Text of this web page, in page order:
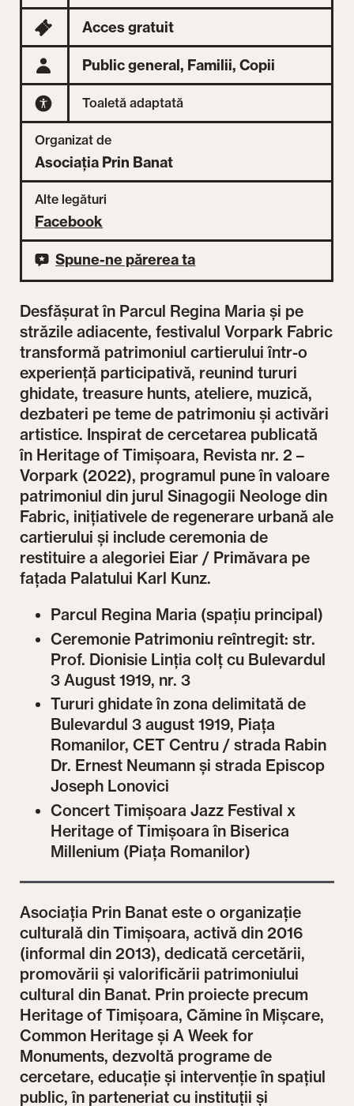
Desfășurat în Parcul Regina Maria și pe
străzile adiacente, festivalul Vorpark Fabric
transformă patrimoniul cartierului într-o
experiență participativă, reunind tururi
ghidate, treasure hunts, ateliere, muzică,
dezbateri pe teme de patrimoniu și activări
artistice. Inspirat de cercetarea publicată
în Heritage of Timișoara, Revista nr. 2 –
Vorpark (2022), programul pune în valoare
patrimoniul din jurul Sinagogii Neologe din
Fabric, inițiativele de regenerare urbană ale
cartierului și include ceremonia de
restituire a alegoriei Eiar / Primăvara pe
fațada Palatului Karl Kunz.
Parcul Regina Maria (spațiu principal)
Ceremonie Patrimoniu reîntregit: str.
Prof. Dionisie Linția colț cu Bulevardul
3 August 1919, nr. 3
Tururi ghidate în zona delimitată de
Bulevardul 3 august 1919, Piața
Romanilor, CET Centru / strada Rabin
Dr. Ernest Neumann și strada Episcop
Joseph Lonovici
Concert Timișoara Jazz Festival x
Heritage of Timișoara în Biserica
Millenium (Piața Romanilor)
Asociația Prin Banat este o organizație
culturală din Timișoara, activă din 2016
(informal din 2013), dedicată cercetării,
promovării și valorificării patrimoniului
cultural din Banat. Prin proiecte precum
Heritage of Timișoara, Cămine în Mișcare,
Common Heritage și A Week for
Monuments, dezvoltă programe de
cercetare, educație și intervenție în spațiul
public, în parteneriat cu instituții și
Acces gratuit
Public general, Familii, Copii
Toaletă adaptată
Organizat de
Asociația Prin Banat
Alte legături
Facebook
Spune-ne părerea ta